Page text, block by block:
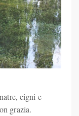
cigni e
grazia.